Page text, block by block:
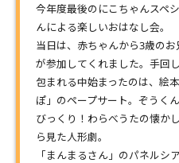
今年度最後のにこちゃんスペ
んによる楽しいおはなし会。
当日は、赤ちゃんから3歳の
が参加してくれました。手回
包まれる中始まったのは、絵
ぽ」のペープサート。ぞうく
びっくり！わらべうたの懐か
ら見た人形劇。
「まんまるさん」のパネルシ